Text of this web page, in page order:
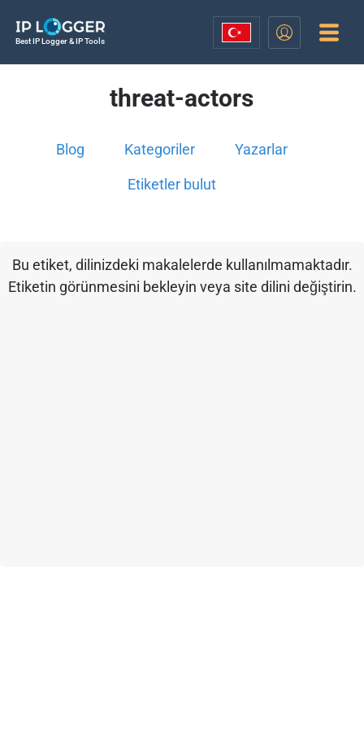
Best IP Logger & IP Tools
threat-actors
Blog Kategoriler Yazarlar
Etiketler bulut